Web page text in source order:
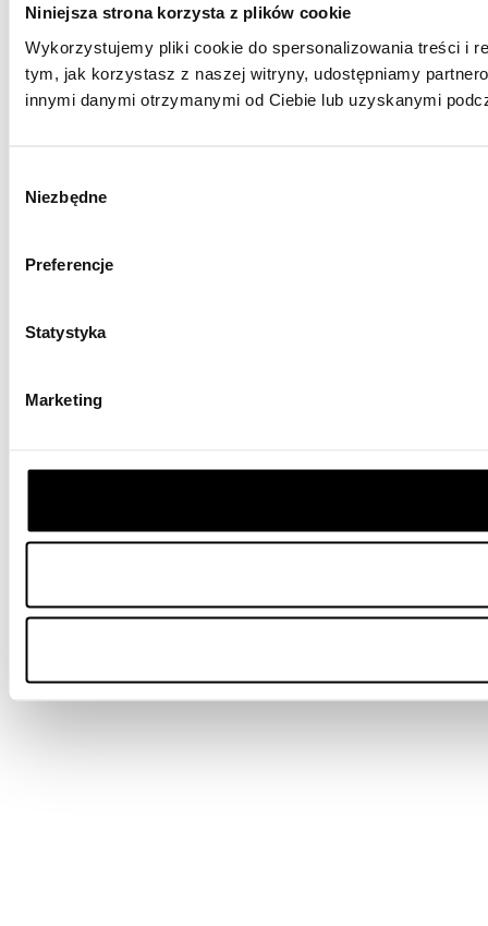
Niniejsza strona korzysta z plików cookie
Wykorzystujemy pliki cookie do spersonalizowania treści i
tym, jak korzystasz z naszej witryny, udostępniamy
innymi danymi otrzymanymi od Ciebie lub uzyskanymi
zgody
Niezbędne
Preferencje
Statystyka
Marketing